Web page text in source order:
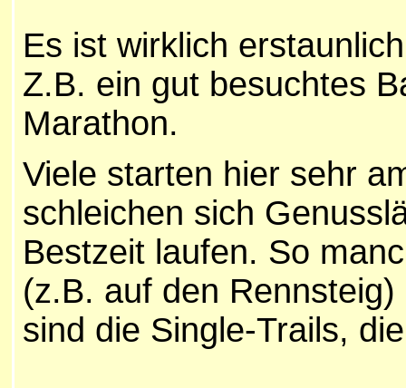
Es ist wirklich
Z.B. ein gut besuchtes
Marathon.
Viele starten hier sehr
schleichen sich
Bestzeit laufen. So
(z.B. auf den
sind die Single-Trails,